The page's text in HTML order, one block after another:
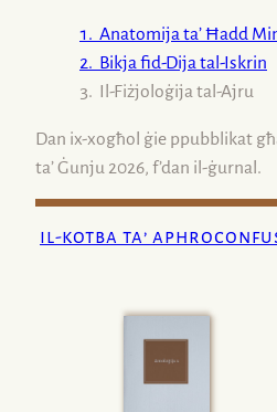
1. Anatomija ta’ Ħadd
2. Bikja fid-Dija tal-Iskrin
3. Il-Fiżjoloġija tal-Ajru
Dan ix-xogħol ġie ppubblikat
ta’ Ġunju 2026, f’dan il-ġurnal .
il-kotba ta’